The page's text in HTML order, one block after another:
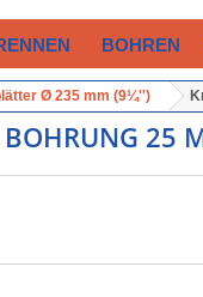
BOHREN
Ø 235 mm (9¼'')
BOHRUNG 25